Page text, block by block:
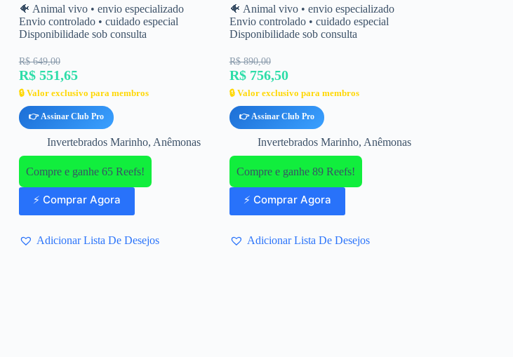
🐠 Animal vivo • envio especializado
Envio controlado • cuidado especial
Disponibilidade sob consulta
R$ 649,00
R$ 551,65
🔒 Valor exclusivo para membros
👉 Assinar Club Pro
Invertebrados Marinho, Anêmonas
Compre e ganhe 65 Reefs!
⚡ Comprar Agora
Adicionar Lista De Desejos
🐠 Animal vivo • envio especializado
Envio controlado • cuidado especial
Disponibilidade sob consulta
R$ 890,00
R$ 756,50
🔒 Valor exclusivo para membros
👉 Assinar Club Pro
Invertebrados Marinho, Anêmonas
Compre e ganhe 89 Reefs!
⚡ Comprar Agora
Adicionar Lista De Desejos